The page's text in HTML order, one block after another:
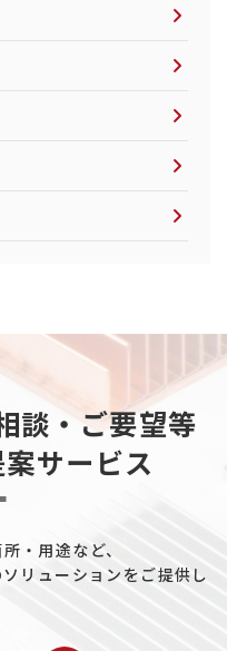
談・ご要望等
サービス
・用途など、
リューションをご提供し